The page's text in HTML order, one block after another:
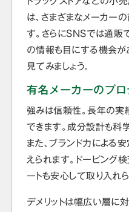
は、さまざまなメーカー
す。さらにSNSでは通
の情報も目にする機会
見てみましょう。
有名メーカーのプ
強みは信頼性。長年の
できます。成分設計も科
また、ブランド力による
えられます。ドーピング
ートも安心して取り入れ
デメリットは幅広い層に